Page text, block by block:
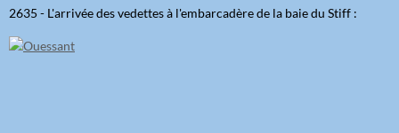
2635 - L'arrivée des vedettes à l'embarcadère de la baie du Stiff :